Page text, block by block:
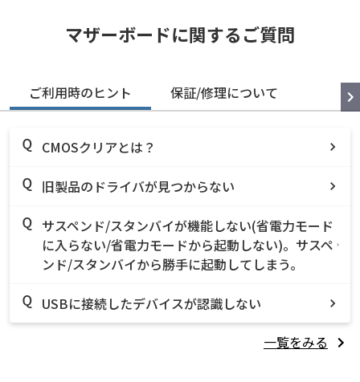
マザーボードに関するご質問
ご利用時のヒント 保証/修理について
CMOSクリアとは？
旧製品のドライバが見つからない
サスペンド/スタンバイが機能しない(省電力モード
に入らない/省電力モードから起動しない)。サスペ
ンド/スタンバイから勝手に起動してしまう。
USBに接続したデバイスが認識しない
一覧をみる